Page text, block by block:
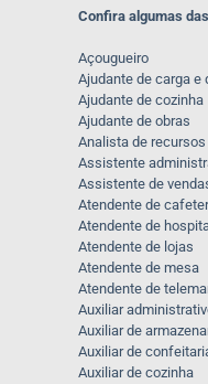
Confira algumas
Açougueiro
Ajudante de carga e
Ajudante de cozinha
Ajudante de obras
Analista de
Assistente
Assistente de
Atendente de
Atendente de
Atendente de lojas
Atendente de mesa
Atendente de
Auxiliar
Auxiliar de
Auxiliar de
Auxiliar de cozinha